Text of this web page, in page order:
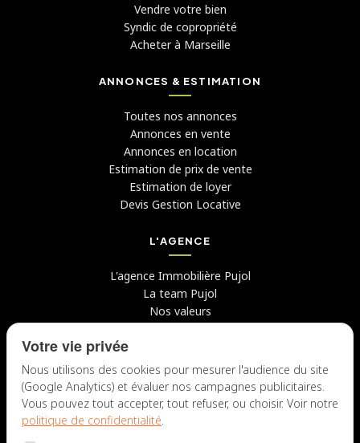
Vendre votre bien
Syndic de copropriété
Acheter à Marseille
ANNONCES & ESTIMATION
Toutes nos annonces
Annonces en vente
Annonces en location
Estimation de prix de vente
Estimation de loyer
Devis Gestion Locative
L'AGENCE
L'agence Immobilière Pujol
La team Pujol
Nos valeurs
Avis clients
Candidater chez nous
NOUS CONTACTER
Votre vie privée
Nous utilisons des cookies pour mesurer l'audience du site
(Google Analytics) et évaluer nos campagnes publicitaires.
Vous pouvez tout accepter, tout refuser, ou choisir. Voir notre
politique de confidentialité.